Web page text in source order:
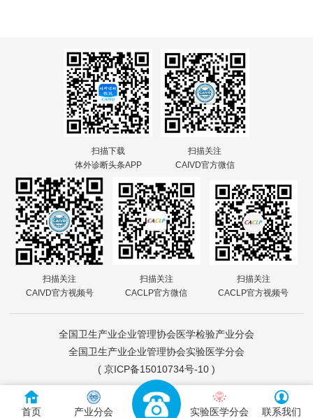
扫描下载
体外诊断头条APP
扫描关注
CAIVD官方微信
扫描关注
CAIVD官方视频号
扫描关注
CACLP官方微信
扫描关注
CACLP官方视频号
全国卫生产业企业管理协会医学检验产业分会
全国卫生产业企业管理协会实验医学分会
( 京ICP备15010734号-10)
首页 产业分会 实验医学分会 联系我们